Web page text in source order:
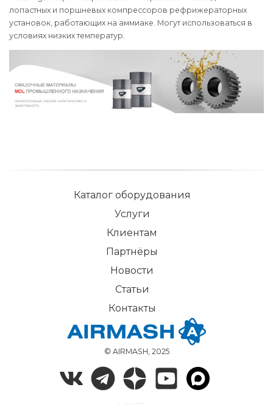
лопастных и поршневых компрессоров рефрижераторных
установок, работающих на аммиаке. Могут использоваться в
условиях низких температур.
© AIRMASH, 2025
Каталог оборудования
Услуги
Клиентам
Партнёры
Новости
Статьи
Контакты